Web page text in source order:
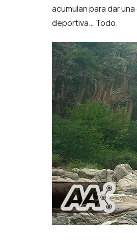
acumulan para dar
deportiva… Todo.